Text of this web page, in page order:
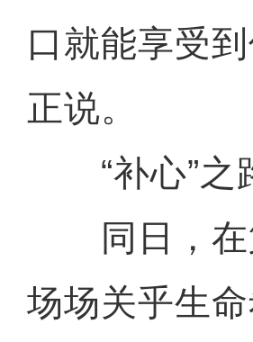
口就能享受
正说。
“补心”之
同日，在
场场关乎生